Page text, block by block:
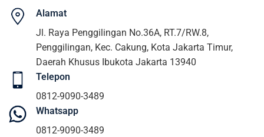
Alamat
Jl. Raya Penggilingan No.36A, RT.7/RW.8,
Penggilingan, Kec. Cakung, Kota Jakarta Timur,
Daerah Khusus Ibukota Jakarta 13940
Telepon
0812-9090-3489
Whatsapp
0812-9090-3489